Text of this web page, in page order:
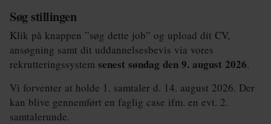
Søg stillingen
Klik på knappen ”søg dette job” og upload dit CV,
ansøgning samt dit uddannelsesbevis via vores
rekrutteringssystem senest søndag den 9. august 2026.
Vi forventer at holde 1. samtaler d. 14. august 2026. Der
kan blive gennemført en faglig case ifm. en evt. 2.
samtalerunde.